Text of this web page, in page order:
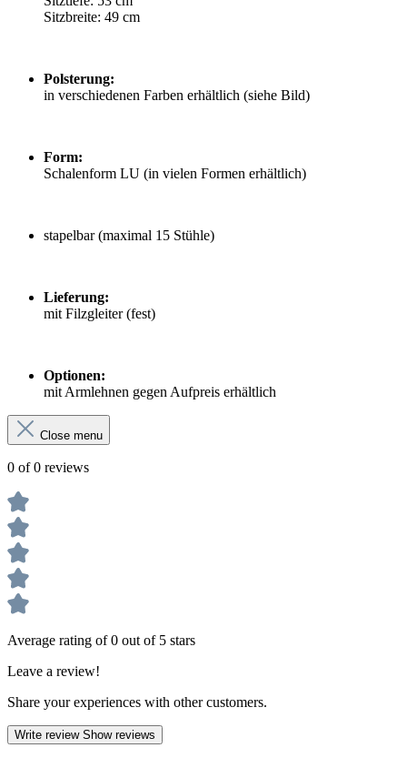
Sitzbreite: 49 cm
Polsterung:
in verschiedenen Farben erhältlich (siehe Bild)
Form:
Schalenform LU (in vielen Formen erhältlich)
stapelbar (maximal 15 Stühle)
Lieferung:
mit Filzgleiter (fest)
Optionen:
mit Armlehnen gegen Aufpreis erhältlich
Close menu
0 of 0 reviews
Average rating of 0 out of 5 stars
Leave a review!
Share your experiences with other customers.
Write review Show reviews